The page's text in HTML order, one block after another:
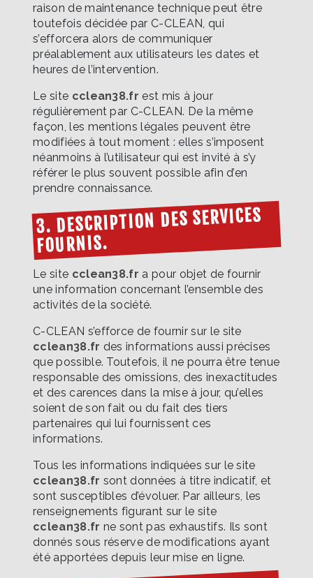
raison de maintenance technique peut être
toutefois décidée par C-CLEAN, qui
s’efforcera alors de communiquer
préalablement aux utilisateurs les dates et
heures de l’intervention.
Le site cclean38.fr est mis à jour
régulièrement par C-CLEAN. De la même
façon, les mentions légales peuvent être
modifiées à tout moment : elles s’imposent
néanmoins à l’utilisateur qui est invité à s’y
référer le plus souvent possible afin d’en
prendre connaissance.
3. DESCRIPTION DES SERVICES
FOURNIS.
Le site cclean38.fr a pour objet de fournir
une information concernant l’ensemble des
activités de la société.
C-CLEAN s’efforce de fournir sur le site
cclean38.fr des informations aussi précises
que possible. Toutefois, il ne pourra être tenue
responsable des omissions, des inexactitudes
et des carences dans la mise à jour, qu’elles
soient de son fait ou du fait des tiers
partenaires qui lui fournissent ces
informations.
Tous les informations indiquées sur le site
cclean38.fr sont données à titre indicatif, et
sont susceptibles d’évoluer. Par ailleurs, les
renseignements figurant sur le site
cclean38.fr ne sont pas exhaustifs. Ils sont
donnés sous réserve de modifications ayant
été apportées depuis leur mise en ligne.